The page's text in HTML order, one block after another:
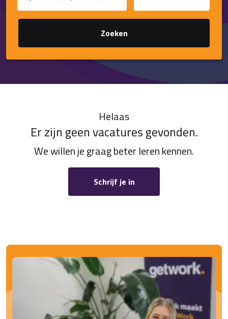
Zoeken
Helaas
Er zijn geen vacatures gevonden.
We willen je graag beter leren kennen.
Schrijf je in